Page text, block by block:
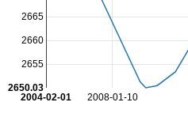
2008-01-10
2004-02-01
2655
2660
2665
2650.03